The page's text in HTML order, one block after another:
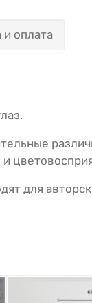
и оплата
для